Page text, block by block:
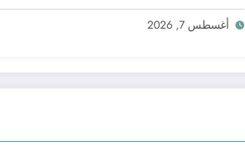
أغسطس 7, 2026